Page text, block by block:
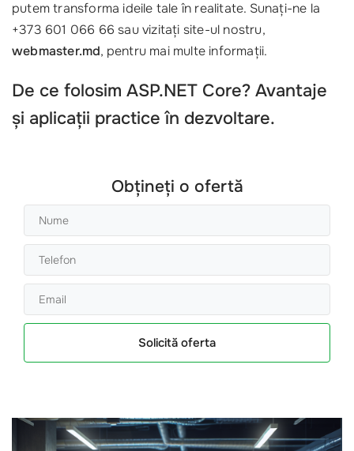
putem transforma ideile tale în realitate. Sunați-ne la
+373 601 066 66 sau vizitați site-ul nostru,
webmaster.md, pentru mai multe informații.
De ce folosim ASP.NET Core? Avantaje
și aplicații practice în dezvoltare.
Obțineți o ofertă
Solicită oferta